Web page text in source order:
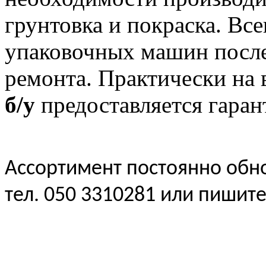
грунтовка и покраска.
упаковочных машин
ремонта. Практически на
б/у предоставляется
Ассортимент постоянно
тел. 050 3310281 или